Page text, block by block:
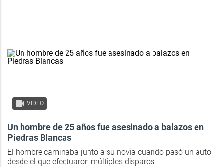
VIDEO
Un hombre de 25 años fue asesinado a balazos en
Piedras Blancas
El hombre caminaba junto a su novia cuando pasó un auto
desde el que efectuaron múltiples disparos.